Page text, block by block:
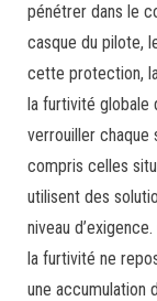
pénétrer dans le
casque du pilote,
cette protection,
la furtivité globale
verrouiller chaque
compris celles
utilisent des
niveau
la furtivité ne
une accumulation